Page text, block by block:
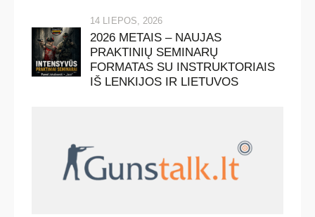
14 LIEPOS, 2026
2026 METAIS – NAUJAS
PRAKTINIŲ SEMINARŲ
FORMATAS SU INSTRUKTORIAIS
IŠ LENKIJOS IR LIETUVOS